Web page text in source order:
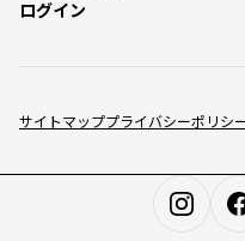
サイトマッププライバシーポリシ
ログイン